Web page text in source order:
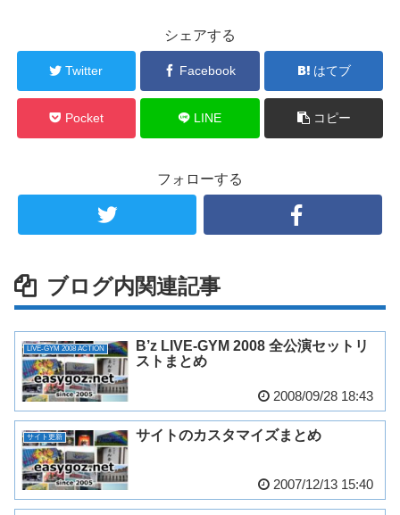
シェアする
Twitter Facebook はてブ
Pocket LINE コピー
フォローする
ブログ内関連記事
LIVE-GYM 2008 ACTION
B’z LIVE-GYM 2008 全公演セットリ
ストまとめ
2008/09/28 18:43
サイト更新 サイトのカスタマイズまとめ
2007/12/13 15:40